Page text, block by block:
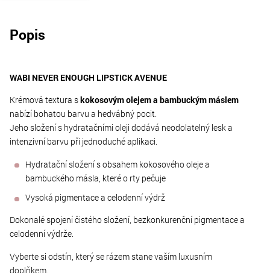
Popis
WABI NEVER ENOUGH LIPSTICK AVENUE
Krémová textura skokosovým olejem a bambuckým máslem
nabízí bohatou barvu a hedvábný pocit.
Jeho složení s hydratačními oleji dodává neodolatelný lesk a
intenzivní barvu při jednoduché aplikaci.
Hydratační složení s obsahem kokosového oleje a
bambuckého másla, které o rty pečuje
Vysoká pigmentace a celodenní výdrž
Dokonalé spojení čistého složení, bezkonkurenční pigmentace a
celodenní výdrže.
Vyberte si odstín, který se rázem stane vaším luxusním
doplňkem.